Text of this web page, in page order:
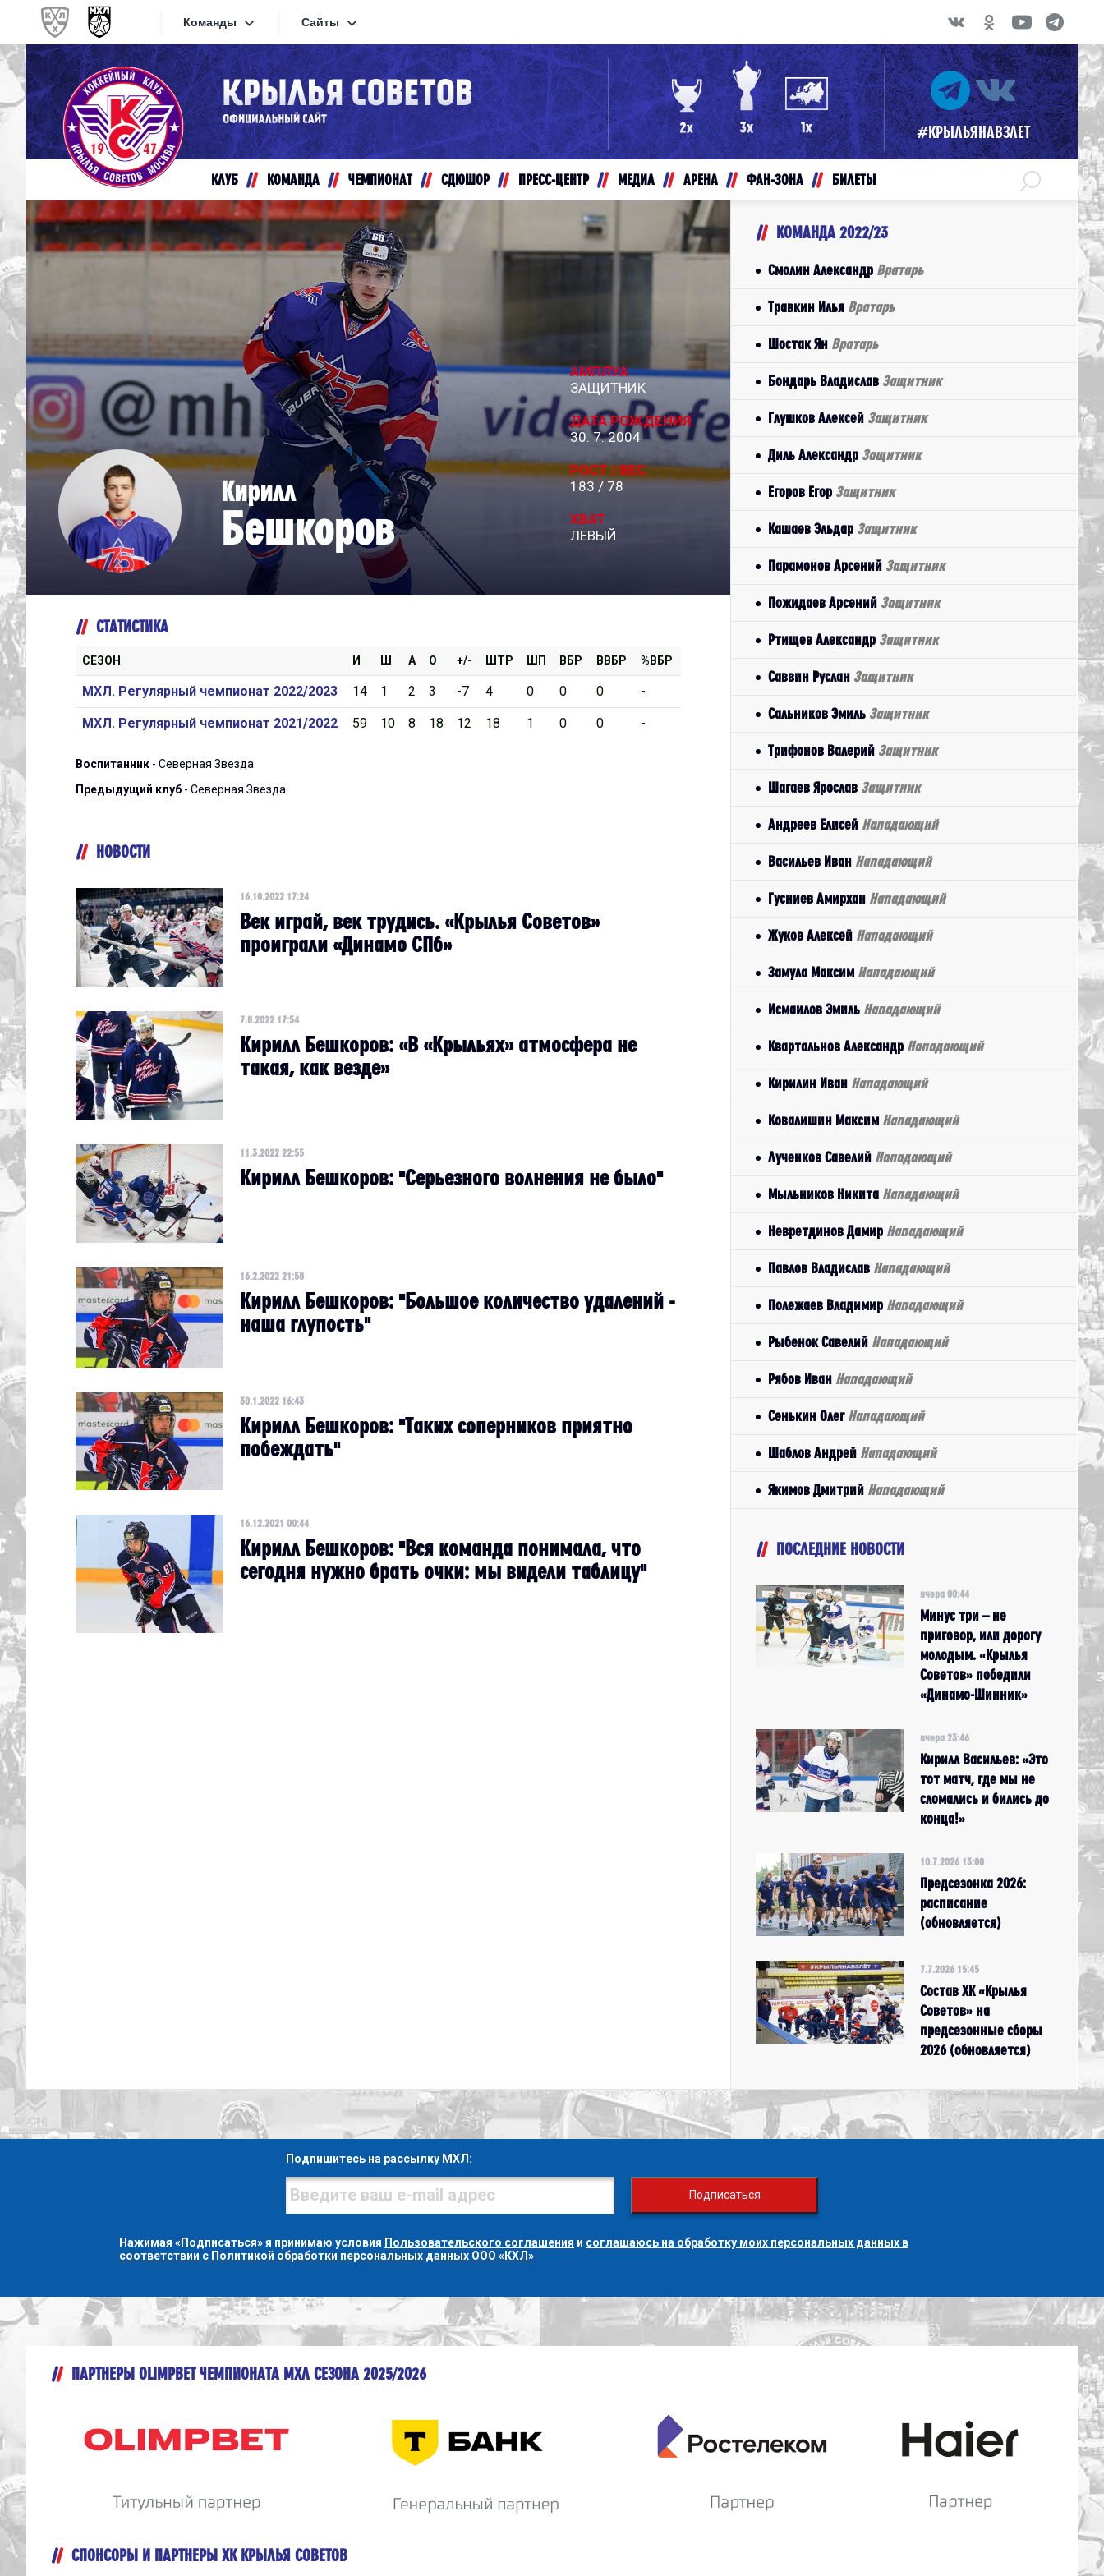
Команды
Конференция «Запад»
Дивизион Золотой
Академия Михайлова
Красная Армия
Локо
МХК Динамо-М
МХК Спартак
СКА-1946
Дивизион Серебряный
Академия СКА
АКМ-Юниор
Амурские Тигры
Красная Машина-Юниор
Крылья Советов
МХК Динамо-Карелия
МХК Спартак-МАХ
ХК Капитан
Конференция «Восток»
Дивизион Золотой
Авто
Кузнецкие Медведи
Мамонты Югры
Толпар
Чайка
Дивизион Серебряный
АКМ-Новомосковск
Красноярские Рыси
Ладья
Локо-76
МХК Молот
Реактор
Сибирские Cнайперы
Спутник Ал
Сайты
Сайты
Видеотрансляции
Хайлайты
Текстовые трансляции
Интернет-магазин
Приложение МХЛ
#КРЫЛЬЯНАВЗЛЕТ
КЛУБ КОМАНДА ЧЕМПИОНАТ СДЮШОР ПРЕСС-ЦЕНТР МЕДИА АРЕНА ФАН-ЗОНА БИЛЕТЫ
Кирилл
Бешкоров
АМПЛУА
ЗАЩИТНИК
ДАТА РОЖДЕНИЯ
30. 7. 2004
РОСТ / ВЕС
183 / 78
ХВАТ
ЛЕВЫЙ
СТАТИСТИКА
СЕЗОН И Ш А О +/- ШТР ШП ВБР ВВБР %ВБР
МХЛ. Регулярный чемпионат 2022/2023 14 1 2 3 -7 4 0 0 0 -
МХЛ. Регулярный чемпионат 2021/2022 59 10 8 18 12 18 1 0 0 -
Воспитанник - Северная Звезда
Предыдущий клуб - Северная Звезда
НОВОСТИ
16.10.2022 17:24
Век играй, век трудись. «Крылья Советов»
проиграли «Динамо СПб»
7.8.2022 17:54
Кирилл Бешкоров: «В «Крыльях» атмосфера не
такая, как везде»
11.3.2022 22:55
Кирилл Бешкоров: "Серьезного волнения не было"
16.2.2022 21:58
Кирилл Бешкоров: "Большое количество удалений -
наша глупость"
30.1.2022 16:43
Кирилл Бешкоров: "Таких соперников приятно
побеждать"
16.12.2021 00:44
Кирилл Бешкоров: "Вся команда понимала, что
сегодня нужно брать очки: мы видели таблицу"
КОМАНДА 2022/23
Смолин Александр Вратарь
Травкин Илья Вратарь
Шостак Ян Вратарь
Бондарь Владислав Защитник
Глушков Алексей Защитник
Диль Александр Защитник
Егоров Егор Защитник
Кашаев Эльдар Защитник
Парамонов Арсений Защитник
Пожидаев Арсений Защитник
Ртищев Александр Защитник
Саввин Руслан Защитник
Сальников Эмиль Защитник
Трифонов Валерий Защитник
Шагаев Ярослав Защитник
Андреев Елисей Нападающий
Васильев Иван Нападающий
Гусниев Амирхан Нападающий
Жуков Алексей Нападающий
Замула Максим Нападающий
Исмаилов Эмиль Нападающий
Квартальнов Александр Нападающий
Кирилин Иван Нападающий
Ковалишин Максим Нападающий
Лученков Савелий Нападающий
Мыльников Никита Нападающий
Невретдинов Дамир Нападающий
Павлов Владислав Нападающий
Полежаев Владимир Нападающий
Рыбенок Савелий Нападающий
Рябов Иван Нападающий
Сенькин Олег Нападающий
Шаблов Андрей Нападающий
Якимов Дмитрий Нападающий
ПОСЛЕДНИЕ НОВОСТИ
вчера 00:44
Минус три – не
приговор, или дорогу
молодым. «Крылья
Советов» победили
«Динамо-Шинник»
вчера 23:46
Кирилл Васильев: «Это
тот матч, где мы не
сломались и бились до
конца!»
10.7.2026 13:00
Предсезонка 2026:
расписание
(обновляется)
7.7.2026 15:45
Состав ХК «Крылья
Советов» на
предсезонные сборы
2026 (обновляется)
Подпишитесь на рассылку МХЛ:
Подписаться
Нажимая «Подписаться» я принимаю условия Пользовательского соглашения и соглашаюсь на обработку моих персональных данных в
соответствии с Политикой обработки персональных данных ООО «КХЛ»
ПАРТНЕРЫ OLIMPBET ЧЕМПИОНАТА МХЛ СЕЗОНА 2025/2026
СПОНСОРЫ И ПАРТНЕРЫ ХК КРЫЛЬЯ СОВЕТОВ